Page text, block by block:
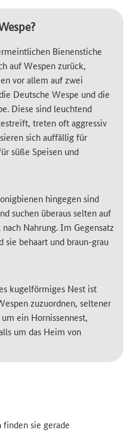
Bienenstiche
auf Wespen zurück,
vor allem auf zwei
Deutsche Wespe und die
Diese sind leuchtend
treten oft aggressiv
sich auffällig für
süße Speisen und
hingegen sind
suchen überaus selten auf
Nahrung. Im Gegensatz
sie behaart und braun-grau
kugelförmiges Nest ist
zuzuordnen, seltener
ein Hornissennest,
um das Heim von
sie gerade